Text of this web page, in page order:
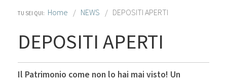
TU SEI QUI: Home NEWS DEPOSITI APERTI
DEPOSITI APERTI
Il Patrimonio come non lo hai mai visto! Un